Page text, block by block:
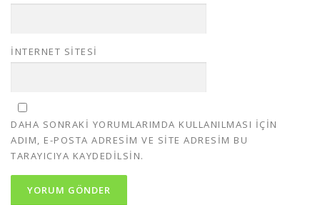
İNTERNET SITESI
DAHA SONRAKI YORUMLARIMDA KULLANILMASI IÇIN
ADIM, E-POSTA ADRESIM VE SITE ADRESIM BU
TARAYICIYA KAYDEDILSIN.